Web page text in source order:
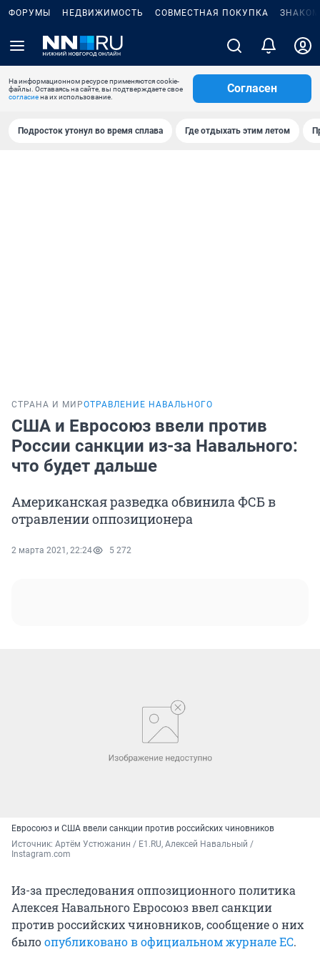
ФОРУМЫ НЕДВИЖИМОСТЬ СОВМЕСТНАЯ ПОКУПКА
На информационном ресурсе применяются cookie-
файлы. Оставаясь на сайте, вы подтверждаете свое
согласиена их использование.
Согласен
Подросток утонул во время сплава Где отдыхать этим летом
СТРАНА И МИРОТРАВЛЕНИЕ НАВАЛЬНОГО
США и Евросоюз ввели против
России санкции из-за Навального:
что будет дальше
Американская разведка обвинила ФСБ в
отравлении оппозиционера
2 марта 2021, 22:24 5 272
Евросоюз и США ввели санкции против российских чиновников
Источник: Артём Устюжанин / Е1.RU, Алексей Навальный /
Instagram.com
Из-за преследования оппозиционного политика
Алексея Навального Евросоюз ввел санкции
против российских чиновников, сообщение о них
былоопубликовано в официальном журнале ЕС.